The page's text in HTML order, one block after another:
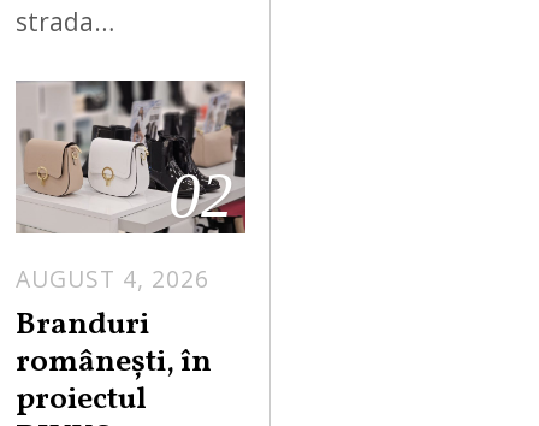
strada…
02
AUGUST 4, 2026
Branduri
românești, în
proiectul